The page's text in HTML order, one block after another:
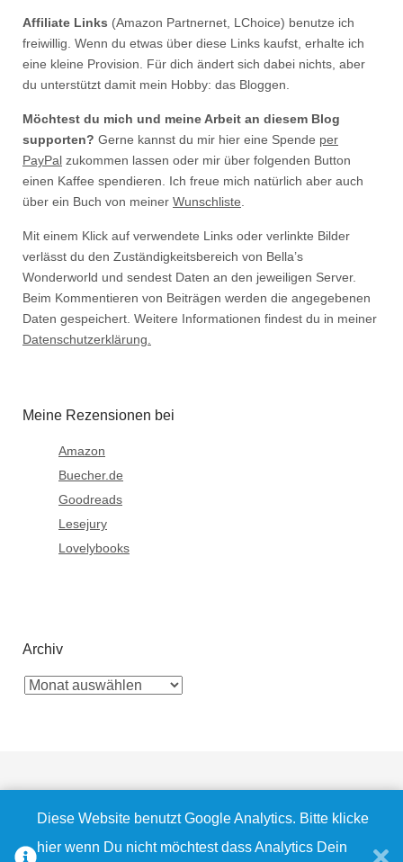
Affiliate Links (Amazon Partnernet, LChoice) benutze ich
freiwillig. Wenn du etwas über diese Links kaufst, erhalte ich
eine kleine Provision. Für dich ändert sich dabei nichts, aber
du unterstützt damit mein Hobby: das Bloggen.
Möchtest du mich und meine Arbeit an diesem Blog
supporten? Gerne kannst du mir hier eine Spende per
PayPal zukommen lassen oder mir über folgenden Button
einen Kaffee spendieren. Ich freue mich natürlich aber auch
über ein Buch von meiner Wunschliste
Mit einem Klick auf verwendete Links oder verlinkte Bilder
verlässt du den Zuständigkeitsbereich von Bella’s
Wonderworld und sendest Daten an den jeweiligen Server.
Beim Kommentieren von Beiträgen werden die angegebenen
Daten gespeichert. Weitere Informationen findest du in meiner
Datenschutzerklärung.
Meine Rezensionen bei
Amazon
Buecher.de
Goodreads
Lesejury
Lovelybooks
Archiv
BlueskyInstagramFacebookPinterest
E-
RSS
© 2009 - 2026Bella's Wonderworld|Datenschutz| Impressum
Diese Website benutzt Google Analytics. Bitte klicke
hier wenn Du nicht möchtest dass Analytics Dein